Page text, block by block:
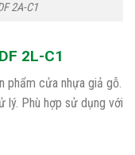
2A-C1
2L-C1
phẩm cửa nhựa giả gỗ.
lý. Phù hợp sử dụng với